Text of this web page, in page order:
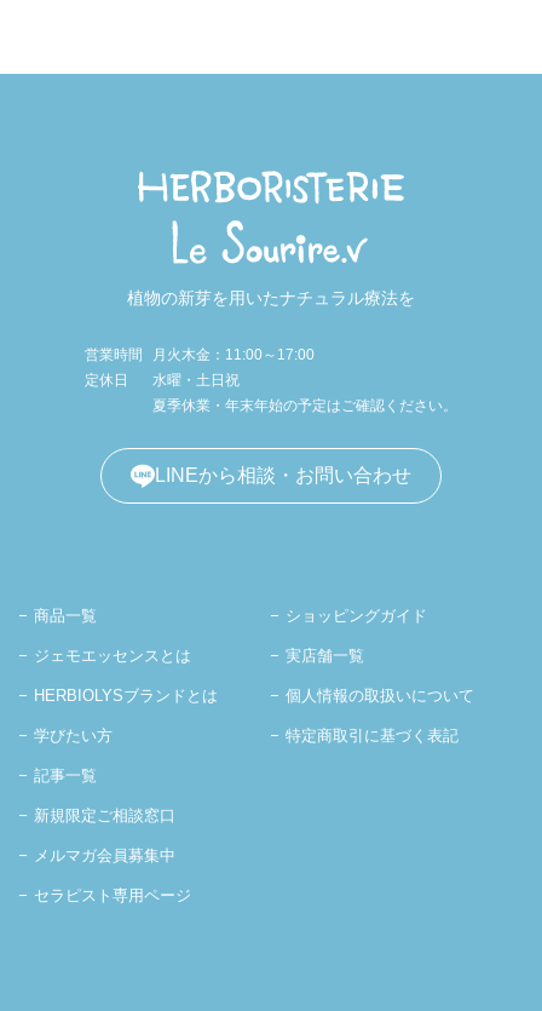
植物の新芽を用いたナチュラル療法を
営業時間
月火木金：11:00～17:00
定休日
水曜・土日祝
夏季休業・年末年始の予定はご確認ください。
LINEから相談・お問い合わせ
商品一覧
ジェモエッセンスとは
HERBIOLYSブランドとは
学びたい方
記事一覧
新規限定ご相談窓口
メルマガ会員募集中
セラピスト専用ページ
ショッピングガイド
実店舗一覧
個人情報の取扱いについて
特定商取引に基づく表記